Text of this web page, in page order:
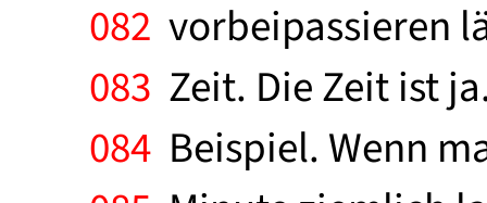
082 vorbeipassieren
083 Zeit. Die Zeit ist
084 Beispiel. Wenn